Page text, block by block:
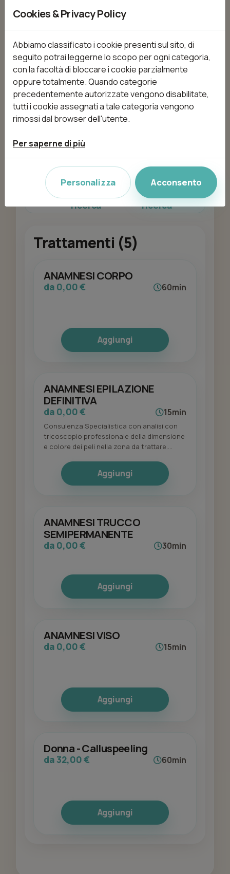
Prezzo più basso
Tempo
Il tuo budget
0€
ricerca
Apri filtri di
ricerca
Trattamenti (5)
ANAMNESI CORPO
da 0,00 € 60min
Aggiungi
ANAMNESI EPILAZIONE
DEFINITIVA
da 0,00 € 15min
Consulenza Specialistica con analisi con
tricoscopio professionale della dimensione
e colore dei peli nella zona da trattare.
pelle e analisi puntuale delle condizioni
ormonali per eventuali controindicazioni .
Aggiungi
ANAMNESI TRUCCO
SEMIPERMANENTE
da 0,00 € 30min
Aggiungi
ANAMNESI VISO
da 0,00 € 15min
Aggiungi
Donna - Calluspeeling
da 32,00 € 60min
Aggiungi
Cookies & Privacy Policy
Abbiamo classificato i cookie presenti sul sito, di
seguito potrai leggerne lo scopo per ogni categoria,
con la facoltà di bloccare i cookie parzialmente
oppure totalmente. Quando categorie
precedentemente autorizzate vengono disabilitate,
tutti i cookie assegnati a tale categoria vengono
rimossi dal browser dell'utente.
Per saperne di più
Personalizza Acconsento